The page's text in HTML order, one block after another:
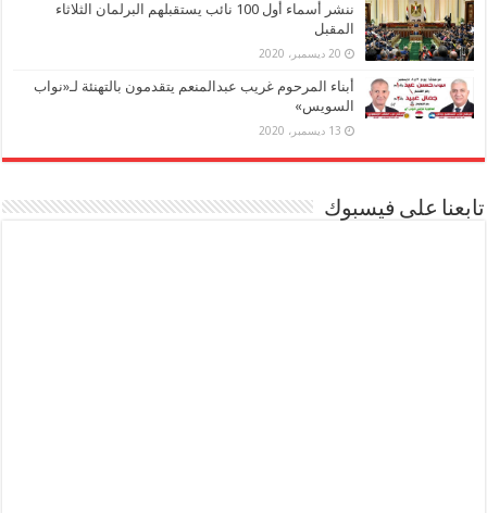
ننشر أسماء أول 100 نائب يستقبلهم البرلمان الثلاثاء
المقبل
20 ديسمبر، 2020
أبناء المرحوم غريب عبدالمنعم يتقدمون بالتهنئة لـ«نواب
السويس»
13 ديسمبر، 2020
تابعنا على فيسبوك